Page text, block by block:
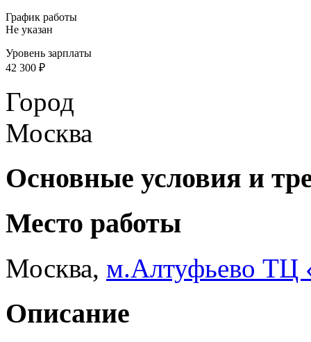
График работы
Не указан
Уровень зарплаты
42 300 ₽
Город
Москва
Основные условия и
Место работы
Москва, м.Алтуфьево
Описание